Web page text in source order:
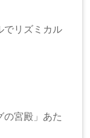
でリズミカル
の宮殿」あた